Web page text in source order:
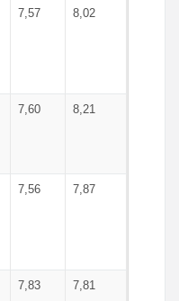
7,57 8,02
7,60 8,21
7,56 7,87
7,83 7,81